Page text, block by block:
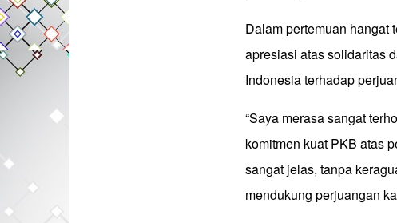
Dalam pertemuan hangat
apresiasi atas solidaritas
Indonesia terhadap
“Saya merasa sangat
komitmen kuat PKB atas
sangat jelas, tanpa
mendukung perjuangan